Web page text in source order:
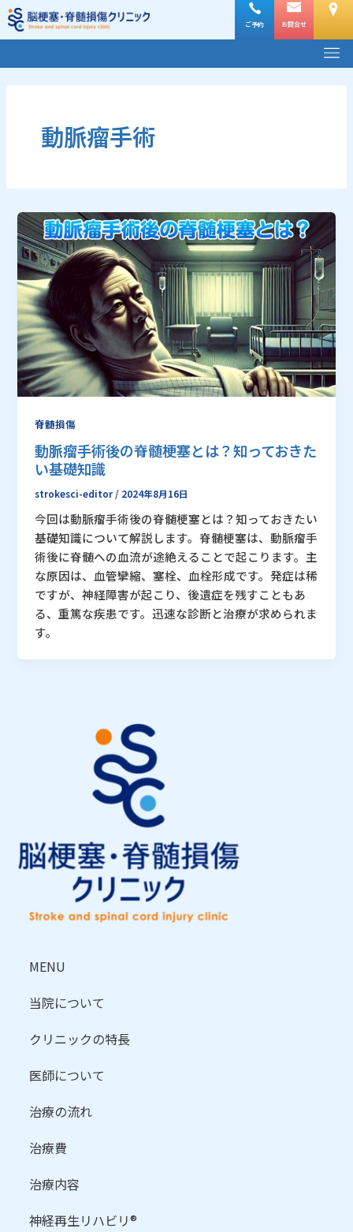
内
容
ス
ご予約 お問合せ
メ
ニ
動脈瘤手術
脊髄損傷
動脈瘤手術後の脊髄梗塞とは？知っておきた
い基礎知識
strokesci-editor / 2024年8月16日
今回は動脈瘤手術後の脊髄梗塞とは？知っておきたい
基礎知識について解説します。脊髄梗塞は、動脈瘤手
術後に脊髄への血流が途絶えることで起こります。主
な原因は、血管攣縮、塞栓、血栓形成です。発症は稀
ですが、神経障害が起こり、後遺症を残すこともあ
る、重篤な疾患です。迅速な診断と治療が求められま
す。
MENU
当院について
クリニックの特長
医師について
治療の流れ
治療費
治療内容
神経再生リハビリ®